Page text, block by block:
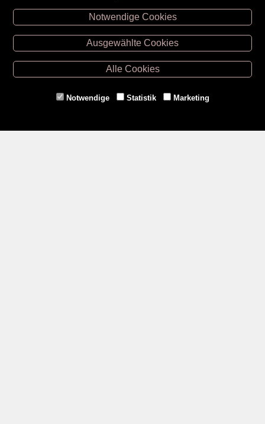
Unsere Öffnungszeiten
Retz -02942/20433
Hollabrunn -02952/30057
Eggenburg -02984/3836
Gmünd -
Notwendige Cookies
Ausgewählte Cookies
Alle Cookies
Notwendige Statistik Marketing